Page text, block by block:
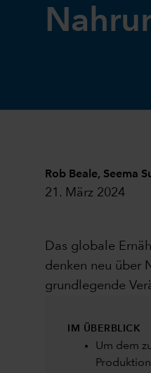
Rob Beale, Seema
21. März 2024
Das globale
denken neu über
grundlegende
IM ÜBERBLICK
Um dem